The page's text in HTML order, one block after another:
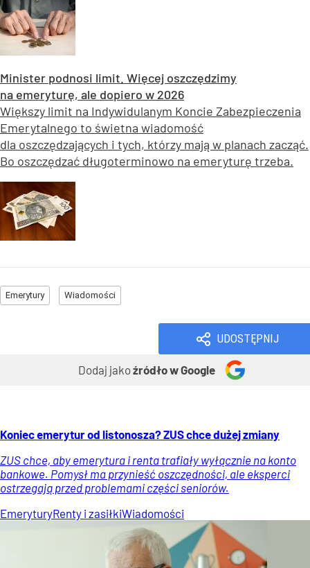
Minister podnosi limit. Więcej oszczędzimy
na emeryturę, ale dopiero w 2026
Większy limit na Indywidulanym Koncie Zabezpieczenia
Emerytalnego to świetna wiadomość
dla oszczędzających i tych, którzy mają w planach zacząć.
Bo oszczędzać długoterminowo na emeryturę trzeba.
Emerytury Wiadomości
UDOSTĘPNIJ
Dodaj jakoźródło w Google
Koniec emerytur od listonosza? ZUS chce dużej zmiany
ZUS chce, aby emerytura i renta trafiały wyłącznie na konto
bankowe. Pomysł ma przynieść oszczędności, ale eksperci
ostrzegają przed problemami części seniorów.
EmeryturyRenty i zasiłkiWiadomości